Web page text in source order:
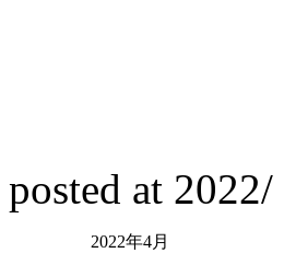
posted at 2022/
2022年4月